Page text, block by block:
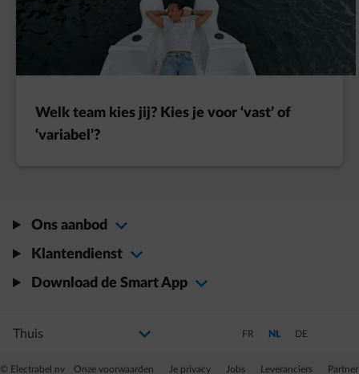
Welk team kies jij? Kies je voor ‘vast’ of
‘variabel’?
Ons aanbod
Klantendienst
Download de Smart App
Selecteer uw profiel
Als u de selectie wijzigt, gaat u naar een nieuwe pagina
© Electrabel nv Onze voorwaarden Je privacy Jobs Leveranciers Partner
Schakel over naar Frans
FR Schakel over naar
NL Schakel over
DE